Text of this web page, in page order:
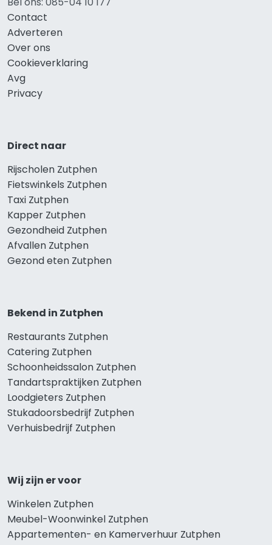
Contact
Adverteren
Over ons
Cookieverklaring
Avg
Privacy
Direct naar
Rijscholen Zutphen
Fietswinkels Zutphen
Taxi Zutphen
Kapper Zutphen
Gezondheid Zutphen
Afvallen Zutphen
Gezond eten Zutphen
Bekend in Zutphen
Restaurants Zutphen
Catering Zutphen
Schoonheidssalon Zutphen
Tandartspraktijken Zutphen
Loodgieters Zutphen
Stukadoorsbedrijf Zutphen
Verhuisbedrijf Zutphen
Wij zijn er voor
Winkelen Zutphen
Meubel-Woonwinkel Zutphen
Appartementen- en Kamerverhuur Zutphen